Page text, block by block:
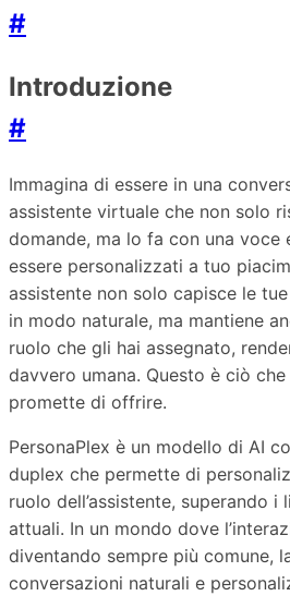
#
Introduzione
#
Immagina di essere in una
assistente virtuale che non solo
domande, ma lo fa con una voce
essere personalizzati a tuo
assistente non solo capisce le
in modo naturale, ma mantiene
ruolo che gli hai assegnato,
davvero umana. Questo è ciò che
promette di offrire.
PersonaPlex è un modello di AI
duplex che permette di
ruolo dell’assistente, superando
attuali. In un mondo dove
diventando sempre più comune,
conversazioni naturali e